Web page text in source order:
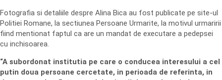
Fotografia si detaliile despre Alina Bica au fost publicate pe site-ul
Politiei Romane, la sectiunea Persoane Urmarite, la motivul urmaririi
fiind mentionat faptul ca are un mandat de executare a pedepsei
cu inchisoarea.
“A subordonat institutia pe care o conducea interesului a cel
putin doua persoane cercetate, in perioada de referinta, in